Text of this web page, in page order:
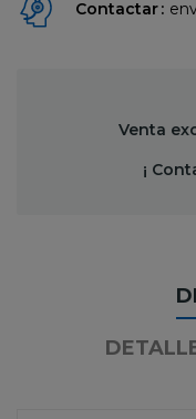
Contactar
Venta
¡